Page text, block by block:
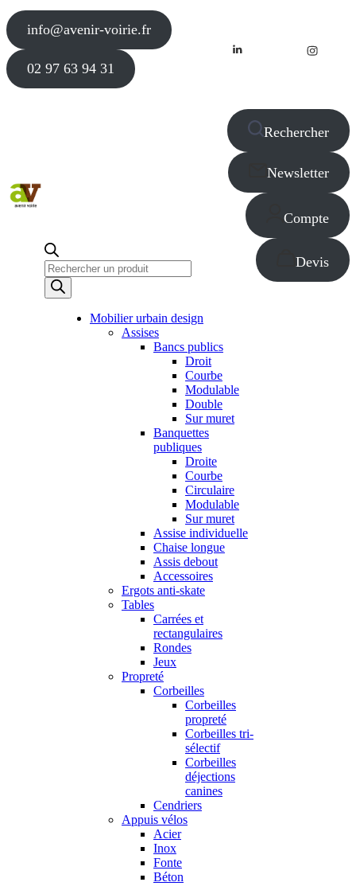
info@avenir-voirie.fr
02 97 63 94 31
Recherche
de
produits
Rechercher
Newsletter
Compte
Devis
Mobilier urbain design
Assises
Bancs publics
Droit
Courbe
Modulable
Double
Sur muret
Banquettes
publiques
Droite
Courbe
Circulaire
Modulable
Sur muret
Assise individuelle
Chaise longue
Assis debout
Accessoires
Ergots anti-skate
Tables
Carrées et
rectangulaires
Rondes
Jeux
Propreté
Corbeilles
Corbeilles
propreté
Corbeilles tri-
sélectif
Corbeilles
déjections
canines
Cendriers
Appuis vélos
Acier
Inox
Fonte
Béton